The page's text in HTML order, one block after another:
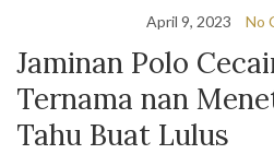
April 9, 2023 No
Jaminan Polo
Ternama nan
Tahu Buat Lulus